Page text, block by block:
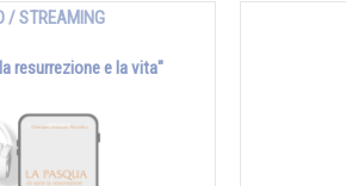
/ STREAMING
resurrezione e la vita"